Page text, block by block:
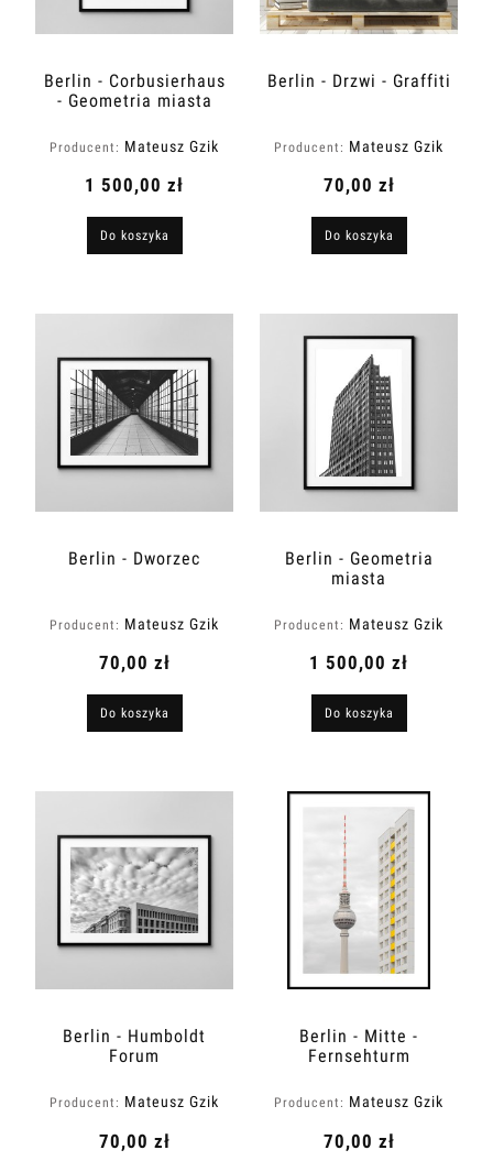
Berlin - Corbusierhaus
- Geometria miasta
Producent: Mateusz Gzik
1 500,00 zł
Do koszyka
Berlin - Drzwi - Graffiti
Producent: Mateusz Gzik
70,00 zł
Do koszyka
Berlin - Dworzec
Producent: Mateusz Gzik
70,00 zł
Do koszyka
Berlin - Geometria
miasta
Producent: Mateusz Gzik
1 500,00 zł
Do koszyka
Berlin - Humboldt
Forum
Producent: Mateusz Gzik
70,00 zł
Berlin - Mitte -
Fernsehturm
Producent: Mateusz Gzik
70,00 zł